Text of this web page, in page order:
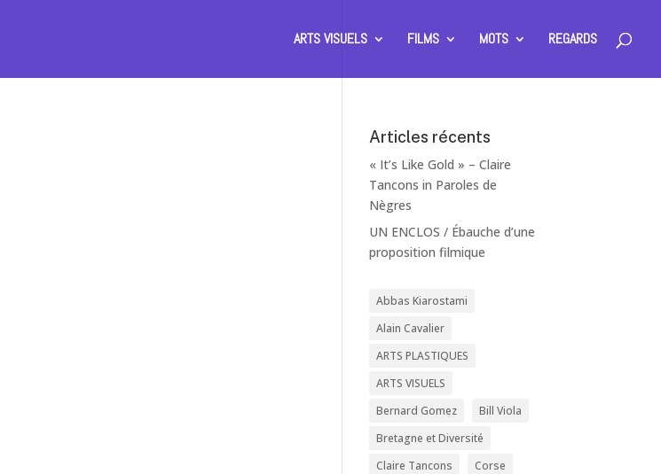
ARTS VISUELS FILMS MOTS REGARDS
Articles récents
« It’s Like Gold » – Claire
Tancons in Paroles de
Nègres
UN ENCLOS / Ébauche d’une
proposition filmique
Abbas Kiarostami
Alain Cavalier
ARTS PLASTIQUES
ARTS VISUELS
Bernard Gomez
Bill Viola
Bretagne et Diversité
Claire Tancons
Corse